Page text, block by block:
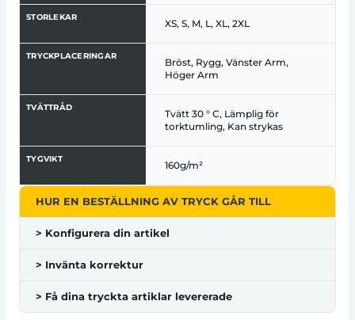
STORLEKAR
XS, S, M, L, XL, 2XL
TRYCKPLACERINGAR
Bröst, Rygg, Vänster Arm,
Höger Arm
TVÄTTRÅD
Tvätt 30 ° C, Lämplig för
torktumling, Kan strykas
TYGVIKT
160g/m²
HUR EN BESTÄLLNING AV TRYCK GÅR TILL
> Konfigurera din artikel
> Invänta korrektur
> Få dina tryckta artiklar levererade